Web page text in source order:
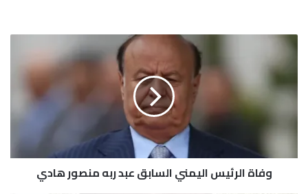
و
ة
ا
ل
ي
وفاة الرئيس اليمني السابق عبد ربه منصور هادي